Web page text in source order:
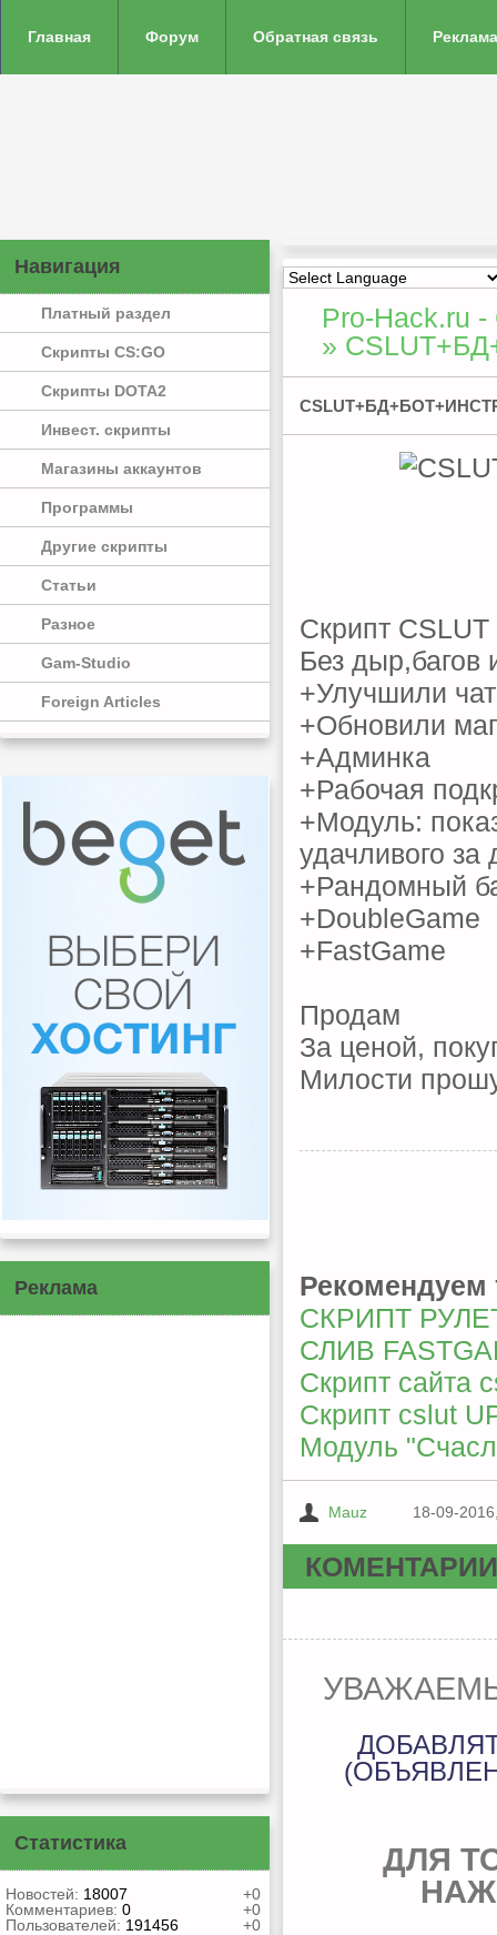
Главная Форум Обратная связь
Навигация
Платный раздел
Скрипты CS:GO
Скрипты DOTA2
Инвест. скрипты
Магазины аккаунтов
Программы
Другие скрипты
Статьи
Разное
Gam-Studio
Foreign Articles
Реклама
Статистика
+0
Новостей: 18007
+0
Комментариев: 0
+0
Пользователей: 191456
Pro-Hack.ru
»
Скрипт CSLUT
Без дыр,багов
+Улучшили чат
+Обновили
+Админка
+Рабочая
+Модуль:
удачливого
+Рандомный
+DoubleGame
+FastGame
Продам
За ценой,
Милости
Рекомендуем
СКРИПТ
СЛИВ
Скрипт сайта
Скрипт cslut
Модуль
Mauz 18-09-
КОМЕНТАРИИ
ДЛЯ